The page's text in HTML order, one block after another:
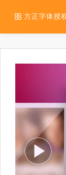
方正字体授